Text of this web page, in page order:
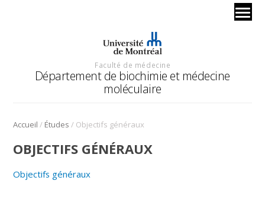
Faculté de médecine
Département de biochimie et médecine
moléculaire
Accueil / Études / Objectifs généraux
OBJECTIFS GÉNÉRAUX
Objectifs généraux